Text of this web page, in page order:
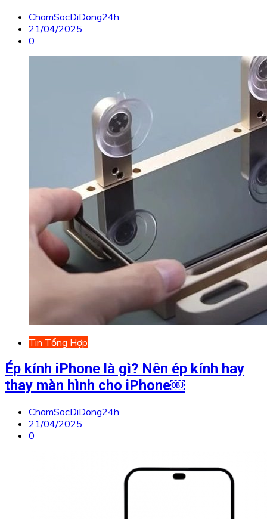
ChamSocDiDong24h
21/04/2025
0
Tin Tổng Hợp
Ép kính iPhone là gì? Nên ép kính hay
thay màn hình cho iPhone￼
ChamSocDiDong24h
21/04/2025
0